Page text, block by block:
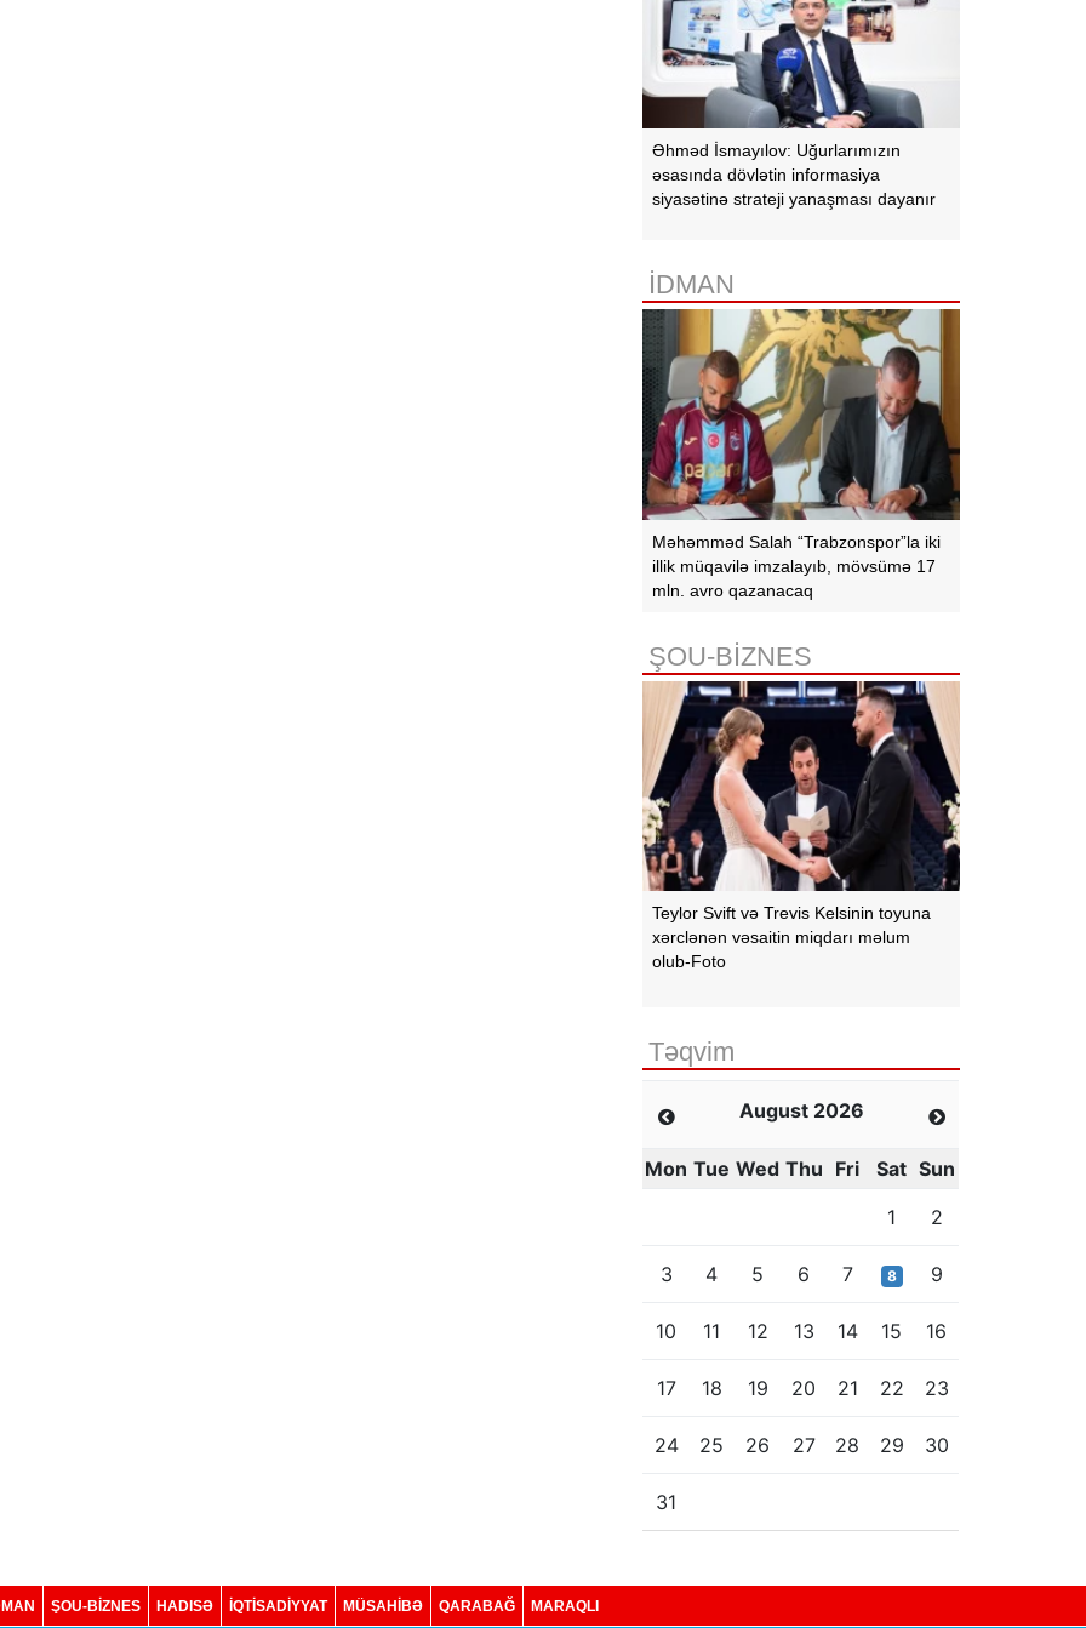
Əhməd İsmayılov: Uğurlarımızın
əsasında dövlətin informasiya
siyasətinə strateji yanaşması dayanır
İDMAN
Məhəmməd Salah “Trabzonspor”la iki
illik müqavilə imzalayıb, mövsümə 17
mln. avro qazanacaq
ŞOU-BİZNES
Teylor Svift və Trevis Kelsinin toyuna
xərclənən vəsaitin miqdarı məlum
olub-Foto
Təqvim
August 2026
Mon Tue Wed Thu Fri Sat Sun
1
2
3 4 5 6 7 8 9
10 11 12 13 14 15 16
17 18 19 20 21 22 23
24 25 26 27 28 29 30
31
ŞOU-BİZNES HADISƏ İQTISADIYYAT MÜSAHİBƏ QARABAĞ MARAQLI